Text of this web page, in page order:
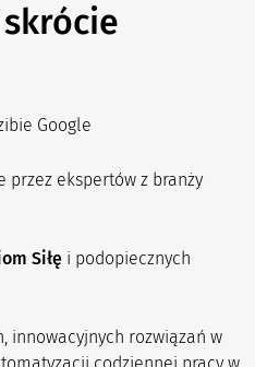
Google
przez ekspertów z branży
Siłę i podopiecznych
innowacyjnych rozwiązań w